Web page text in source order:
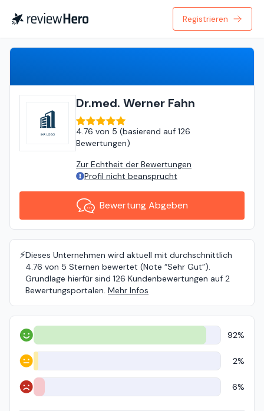
Registrieren
Dr.med. Werner Fahn
4.76 von 5 (basierend auf 126
Bewertungen)
Zur Echtheit der Bewertungen
Profil nicht beansprucht
Bewertung Abgeben
⚡️Dieses Unternehmen wird aktuell mit durchschnittlich
4.76 von 5 Sternen bewertet (Note “Sehr Gut”).
Grundlage hierfür sind 126 Kundenbewertungen auf 2
Bewertungsportalen. Mehr Infos
Positiv 92%
Neutral 2%
Negativ 6%